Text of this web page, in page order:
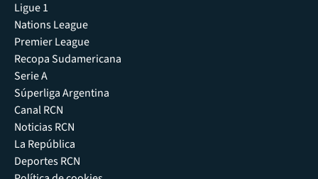
Ligue 1
Nations League
Premier League
Recopa Sudamericana
Serie A
Súperliga Argentina
Canal RCN
Noticias RCN
La República
Deportes RCN